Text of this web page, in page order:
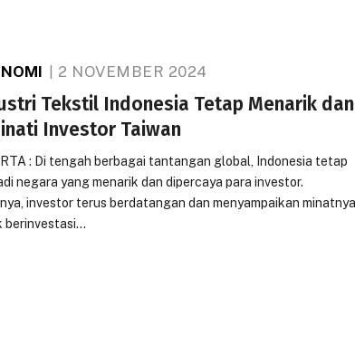
2 NOVEMBER 2024
Tekstil Indonesia Tetap Menarik dan
Investor Taiwan
: Di tengah berbagai tantangan global, Indonesia tetap
negara yang menarik dan dipercaya para investor.
investor terus berdatangan dan menyampaikan
berinvestasi…